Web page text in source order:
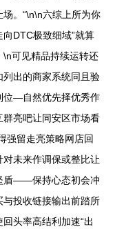
。“\n\n六综上所为你
DTC极致细域”就算
可见精品持续运转还
出的商家系统同且验
位—自然优先择优秀作
亮吧让同安区市场看
强留走亮策略网店回
未来作调保或整比让
盾——保持心态初会冲
投收链接输出前踏所
头率高结利加速“出